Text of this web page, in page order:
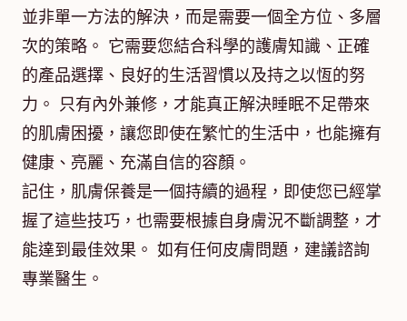
並非單一方法的解決，而是需要一個全方位、多層
次的策略。 它需要您結合科學的護膚知識、正確
的產品選擇、良好的生活習慣以及持之以恆的努
力。 只有內外兼修，才能真正解決睡眠不足帶來
的肌膚困擾，讓您即使在繁忙的生活中，也能擁有
健康、亮麗、充滿自信的容顏。
記住，肌膚保養是一個持續的過程，即使您已經掌
握了這些技巧，也需要根據自身膚況不斷調整，才
能達到最佳效果。 如有任何皮膚問題，建議諮詢
專業醫生。